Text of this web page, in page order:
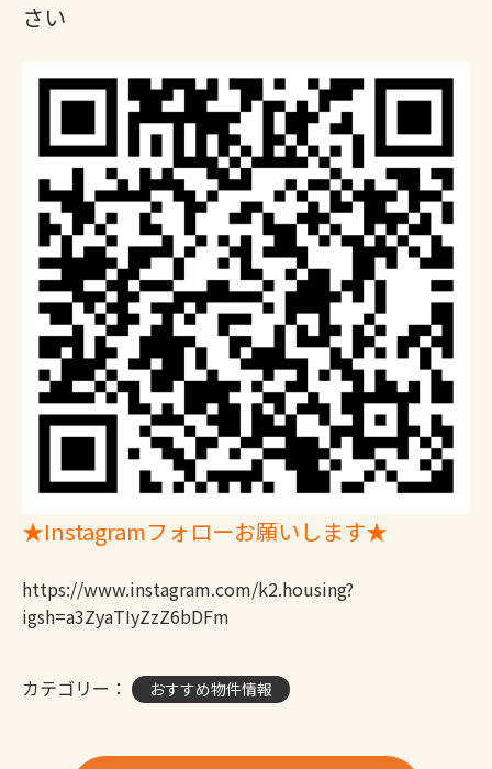
さい
★Instagramフォローお願いします★
https://www.instagram.com/k2.housing?
igsh=a3ZyaTIyZzZ6bDFm
カテゴリー： おすすめ物件情報